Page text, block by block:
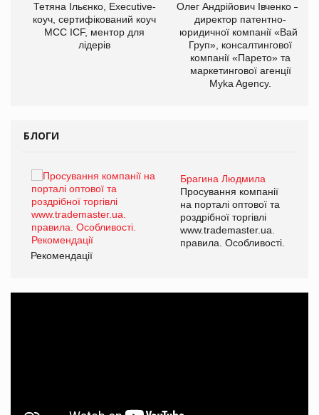
Тетяна Ільєнко, Executive-
коуч, сертифікований коуч
МСС ICF, ментор для
лідерів
Олег Андрійович Івченко —
директор патентно-
юридичної компанії «Вайз
Груп», консалтингової
компанії «Парето» та
маркетингової агенції
Myka Agency.
БЛОГИ
Брагина Людмила
Просування компанії
на порталі оптової та
роздрібної торгівлі
www.trademaster.ua.
правила. Особливості.
Рекомендації